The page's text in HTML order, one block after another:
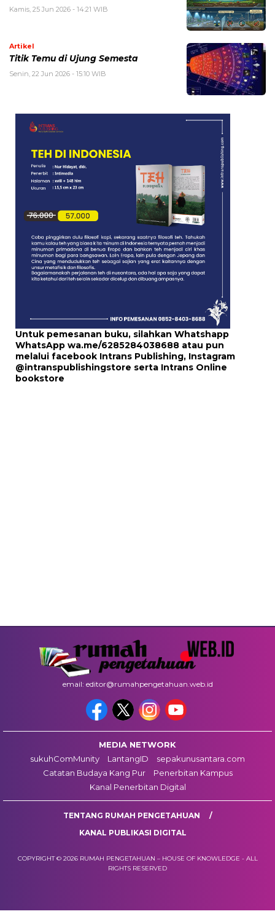
Kamis, 25 Jun 2026 - 14:21 WIB
Artikel
Titik Temu di Ujung Semesta
Senin, 22 Jun 2026 - 15:10 WIB
Untuk pemesanan buku, silahkan Whatshapp
WhatsApp wa.me/6285284038688 atau pun
melalui facebook Intrans Publishing, Instagram
@intranspublishingstore serta Intrans Online
bookstore
email: editor@rumahpengetahuan.web.id
MEDIA NETWORK
sukuhComMunity
LantangID
sepakunusantara.com
Catatan Budaya Kang Pur
Penerbitan Kampus
Kanal Penerbitan Digital
TENTANG RUMAH PENGETAHUAN
KANAL PUBLIKASI DIGITAL
COPYRIGHT © 2026 RUMAH PENGETAHUAN – HOUSE OF KNOWLEDGE - ALL
RIGHTS RESERVED